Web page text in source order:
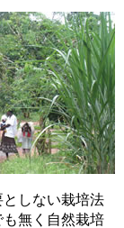
しない栽培法
無く自然栽培